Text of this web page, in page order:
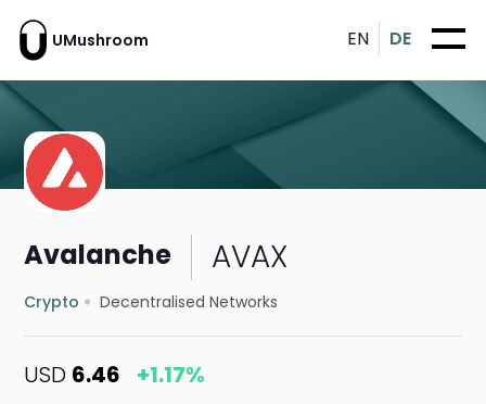
UMushroom EN DE
Avalanche AVAX
Crypto Decentralised Networks
USD 6.46 +1.17%